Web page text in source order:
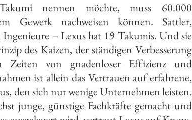
nennen möchte, muss 60.000
Gewerk nachweisen können. Sattler,
– Lexus hat 19 Takumis. Und sie
des Kaizen, der ständigen Verbesserung
von gnadenloser Effizienz und
ist allein das Vertrauen auf erfahrene,
den sich nur wenige Unternehmen leisten.
junge, günstige Fachkräfte gemacht und